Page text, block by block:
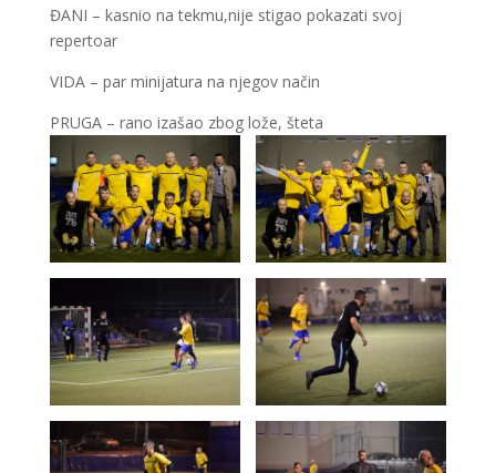
ĐANI – kasnio na tekmu,nije stigao pokazati svoj
repertoar
VIDA – par minijatura na njegov način
PRUGA – rano izašao zbog lože, šteta